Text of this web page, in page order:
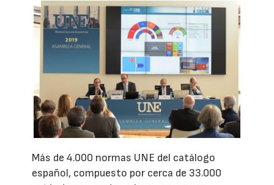
Más de 4.000 normas UNE del catálogo
español, compuesto por cerca de 33.000